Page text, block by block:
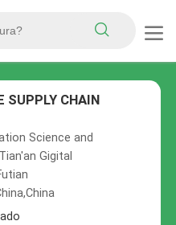
SUPPLY CHAIN
Science and
Gigital